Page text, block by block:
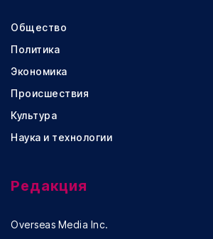
Общество
Политика
Экономика
Происшествия
Культура
Наука и технологии
Редакция
Overseas Media Inc.